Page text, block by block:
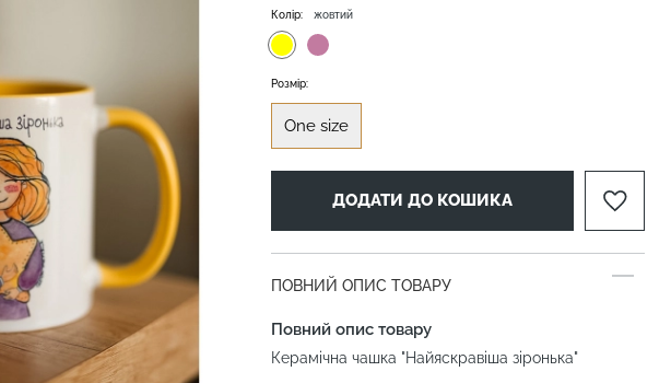
Колір: жовтий
Розмір:
One size
ДОДАТИ ДО КОШИКА
ПОВНИЙ ОПИС ТОВАРУ
Повний опис товару
Керамічна чашка "Найяскравіша зіронька"